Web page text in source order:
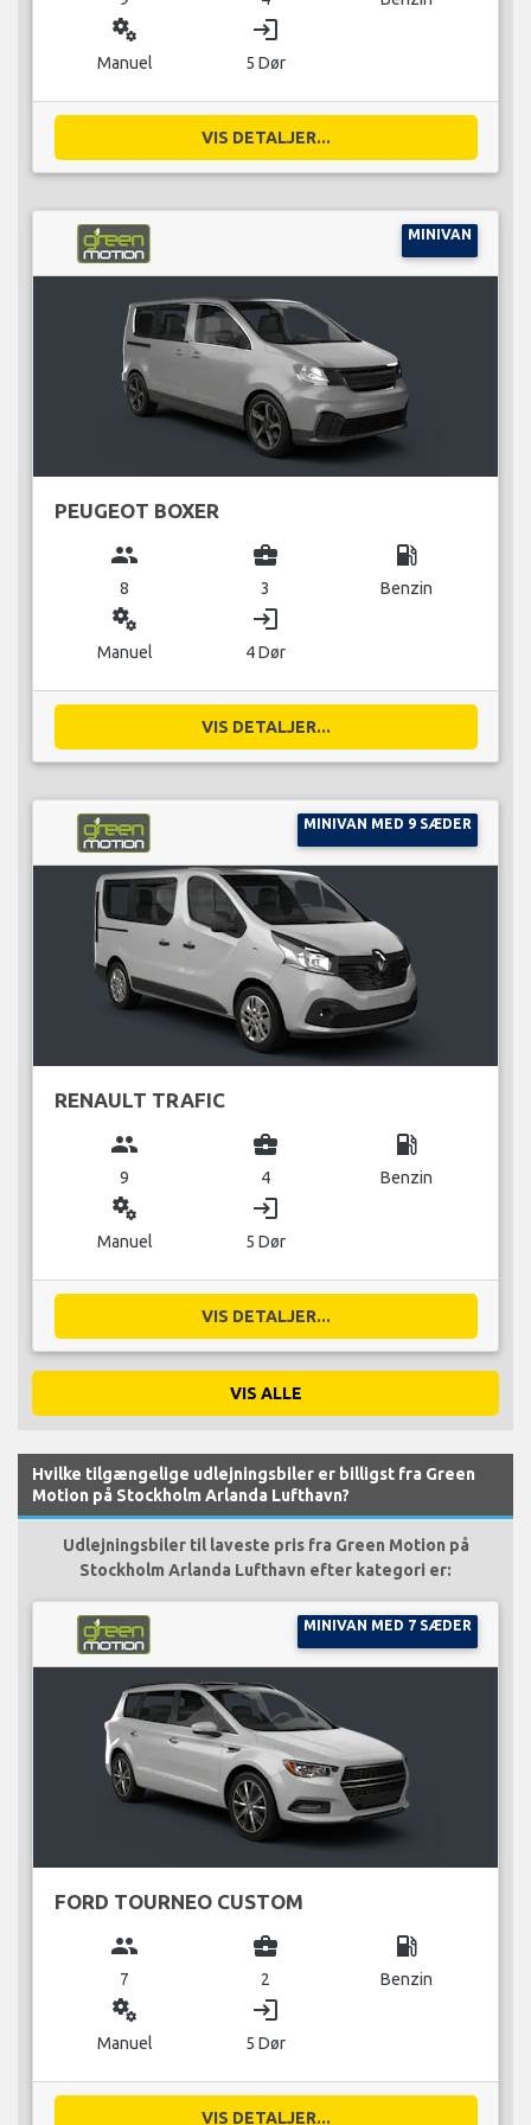
miscellaneous_services
Manuel
login
5 Dør
VIS DETALJER...
MINIVAN
PEUGEOT BOXER
group
8
business_center
3
local_gas_station
Benzin
miscellaneous_services
Manuel
login
4 Dør
VIS DETALJER...
MINIVAN MED 9 SÆDER
RENAULT TRAFIC
group
9
business_center
4
local_gas_station
Benzin
miscellaneous_services
Manuel
login
5 Dør
VIS DETALJER...
VIS ALLE
Hvilke tilgængelige udlejningsbiler er billigst fra Green
Motion på Stockholm Arlanda Lufthavn?
Udlejningsbiler til laveste pris fra Green Motion på
Stockholm Arlanda Lufthavn efter kategori er:
MINIVAN MED 7 SÆDER
FORD TOURNEO CUSTOM
group
7
business_center
2
local_gas_station
Benzin
miscellaneous_services
Manuel
login
5 Dør
VIS DETALJER...